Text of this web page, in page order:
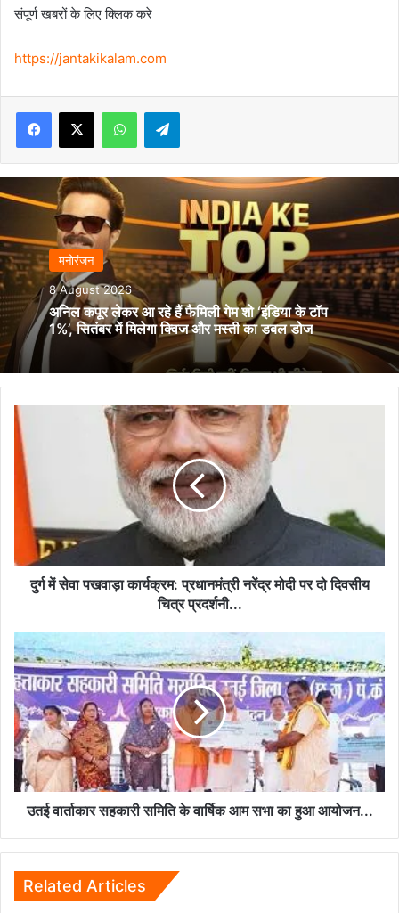
संपूर्ण खबरों के लिए क्लिक करे
https://jantakikalam.com
Facebook
X WhatsAppTelegram
मनोरंजन
8 August 2026
अनिल कपूर लेकर आ रहे हैं फैमिली गेम शो ‘इंडिया के टॉप
1%’, सितंबर में मिलेगा क्विज और मस्ती का डबल डोज
दुर्ग
में
सेवा
पखवाड़ा
कार्यक्रम:
प्रधानमंत्री
नरेंद्र
पर
दुर्ग में सेवा पखवाड़ा कार्यक्रम: प्रधानमंत्री नरेंद्र मोदी पर दो दिवसीय
चित्र प्रदर्शनी...
वार्ताकार
सहकारी
समिति
के
वार्षिक
आम
सभा
का
हुआउतई वार्ताकार सहकारी समिति के वार्षिक आम सभा का हुआ आयोजन...
Related Articles